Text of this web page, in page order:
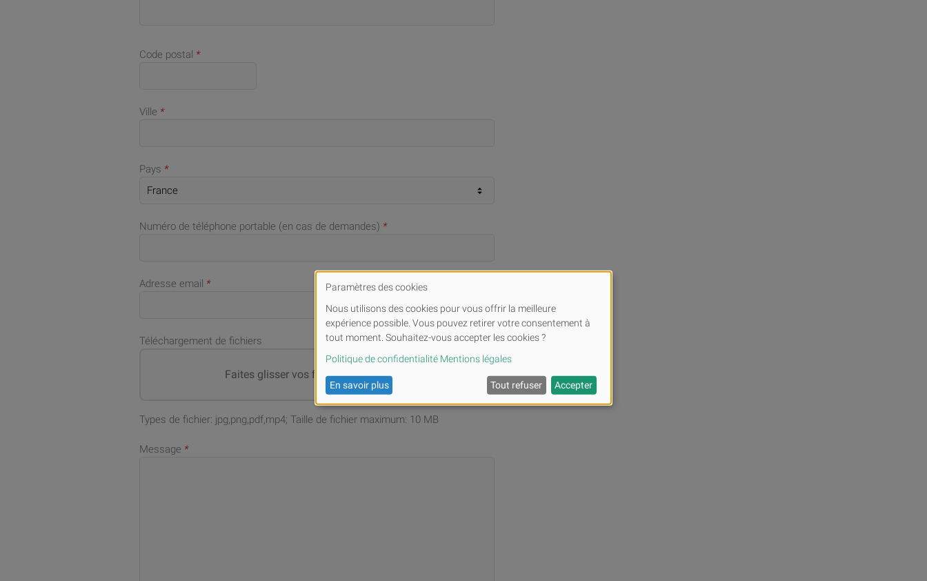
Code postal *
Ville *
Pays *
Numéro de téléphone portable (en cas de demandes) *
Adresse email *
Téléchargement de fichiers
Faites glisser vos fichiers ouParcourir
Types de fichier: jpg,png,pdf,mp4; Taille de fichier maximum: 10 MB
Message *